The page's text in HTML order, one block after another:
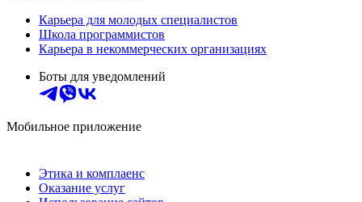
Карьера для молодых специалистов
Школа программистов
Карьера в некоммерческих организациях
Боты для уведомлений
Мобильное приложение
Этика и комплаенс
Оказание услуг